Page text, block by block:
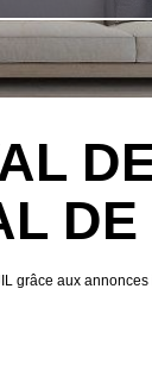
DE
grâce aux